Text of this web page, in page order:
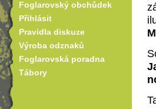
Foglarovský obchůdek
Přihlásit
Pravidla diskuze
Výroba odznaků
Foglarovská poradna
Tábory